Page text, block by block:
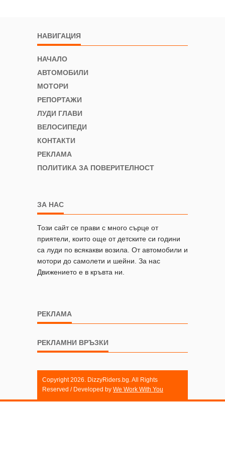
НАВИГАЦИЯ
НАЧАЛО
АВТОМОБИЛИ
МОТОРИ
РЕПОРТАЖИ
ЛУДИ ГЛАВИ
ВЕЛОСИПЕДИ
КОНТАКТИ
РЕКЛАМА
ПОЛИТИКА ЗА ПОВЕРИТЕЛНОСТ
ЗА НАС
Този сайт се прави с много сърце от
приятели, които още от детските си години
са луди по всякакви возила. От автомобили и
мотори до самолети и шейни. За нас
Движението е в кръвта ни.
РЕКЛАМА
РЕКЛАМНИ ВРЪЗКИ
Copyright 2026. DizzyRiders.bg. All Rights
Reserved / Developed by We Work With You